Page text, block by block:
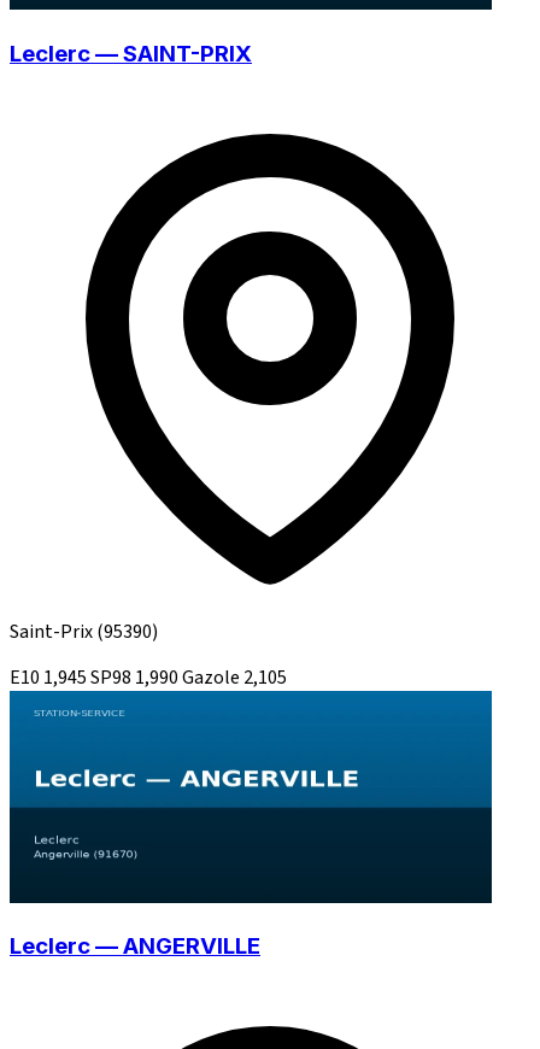
Leclerc — SAINT-PRIX
Saint-Prix(95390)
E10 1,945SP98 1,990Gazole 2,105
Leclerc — ANGERVILLE